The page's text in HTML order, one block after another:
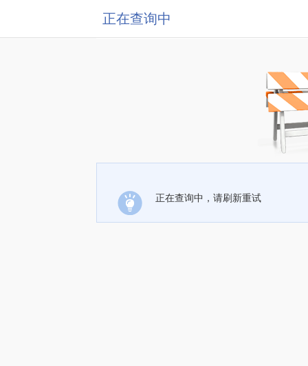
正在查询中
正在查询中，请刷新重试